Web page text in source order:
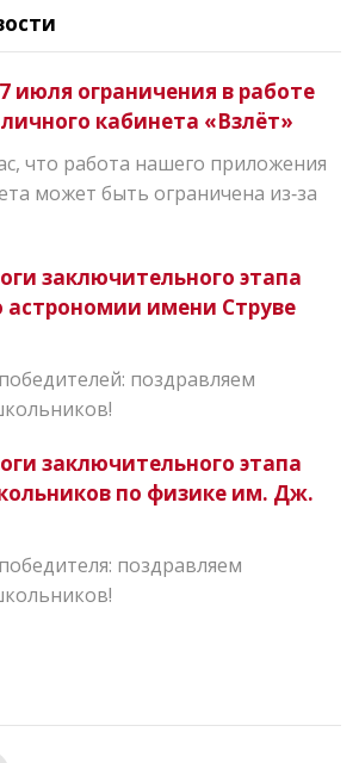
июля ограничения в работе
кабинета «Взлёт»
что работа нашего приложения
может быть ограничена из‑за
заключительного этапа
имени Струве
поздравляем
заключительного этапа
по физике им. Дж.
поздравляем